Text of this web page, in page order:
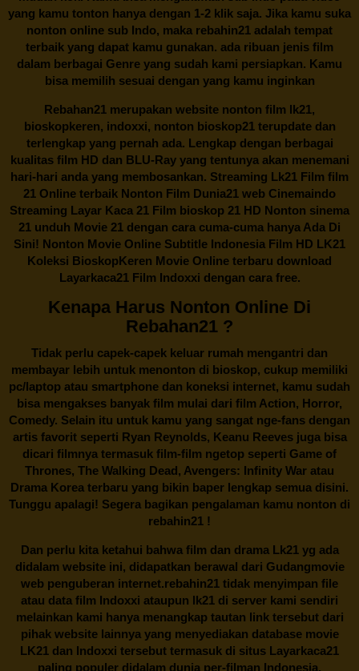
yang kamu tonton hanya dengan 1-2 klik saja. Jika kamu suka
nonton online sub Indo, maka rebahin21 adalah tempat
terbaik yang dapat kamu gunakan. ada ribuan jenis film
dalam berbagai Genre yang sudah kami persiapkan. Kamu
bisa memilih sesuai dengan yang kamu inginkan
Rebahan21 merupakan website nonton film lk21,
bioskopkeren, indoxxi, nonton bioskop21 terupdate dan
terlengkap yang pernah ada. Lengkap dengan berbagai
kualitas film HD dan BLU-Ray yang tentunya akan menemani
hari-hari anda yang membosankan. Streaming Lk21 Film film
21 Online terbaik Nonton Film Dunia21 web Cinemaindo
Streaming Layar Kaca 21 Film bioskop 21 HD Nonton sinema
21 unduh Movie 21 dengan cara cuma-cuma hanya Ada Di
Sini! Nonton Movie Online Subtitle Indonesia Film HD LK21
Koleksi BioskopKeren Movie Online terbaru download
Layarkaca21 Film Indoxxi dengan cara free.
Kenapa Harus Nonton Online Di
Rebahan21 ?
Tidak perlu capek-capek keluar rumah mengantri dan
membayar lebih untuk menonton di bioskop, cukup memiliki
pc/laptop atau smartphone dan koneksi internet, kamu sudah
bisa mengakses banyak film mulai dari film Action, Horror,
Comedy. Selain itu untuk kamu yang sangat nge-fans dengan
artis favorit seperti Ryan Reynolds, Keanu Reeves juga bisa
dicari filmnya termasuk film-film ngetop seperti Game of
Thrones, The Walking Dead, Avengers: Infinity War atau
Drama Korea terbaru yang bikin baper lengkap semua disini.
Tunggu apalagi! Segera bagikan pengalaman kamu nonton di
rebahin21 !
Dan perlu kita ketahui bahwa film dan dramaLk21yg ada
didalam website ini, didapatkan berawal dari Gudangmovie
web penguberan internet.rebahin21 tidak menyimpan file
atau data film Indoxxi ataupun lk21 di server kami sendiri
melainkan kami hanya menangkap tautan link tersebut dari
pihak website lainnya yang menyediakan database movie
LK21 dan Indoxxi tersebut termasuk di situs Layarkaca21
paling populer didalam dunia per-filman Indonesia.